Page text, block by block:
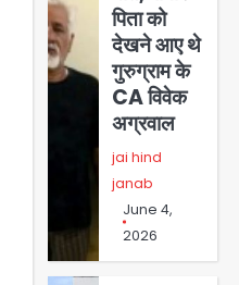
पिता को
देखने आए थे
गुरुग्राम के
CA विवेक
अग्रवाल
jai hind
janab
June 4,
2026